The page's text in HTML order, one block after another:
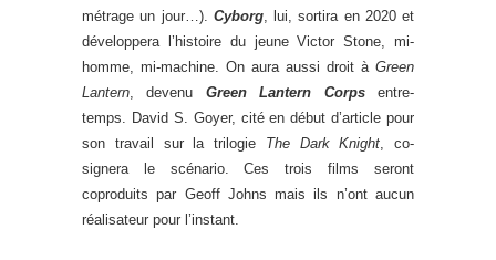
métrage un jour…). Cyborg, lui, sortira en 2020 et
développera l’histoire du jeune Victor Stone, mi-
homme, mi-machine. On aura aussi droit à Green
Lantern , devenu Green Lantern Corpsentre-
temps. David S. Goyer, cité en début d’article pour
son travail sur la trilogie The Dark Knight , co-
signera le scénario. Ces trois films seront
coproduits par Geoff Johns mais ils n’ont aucun
réalisateur pour l’instant.